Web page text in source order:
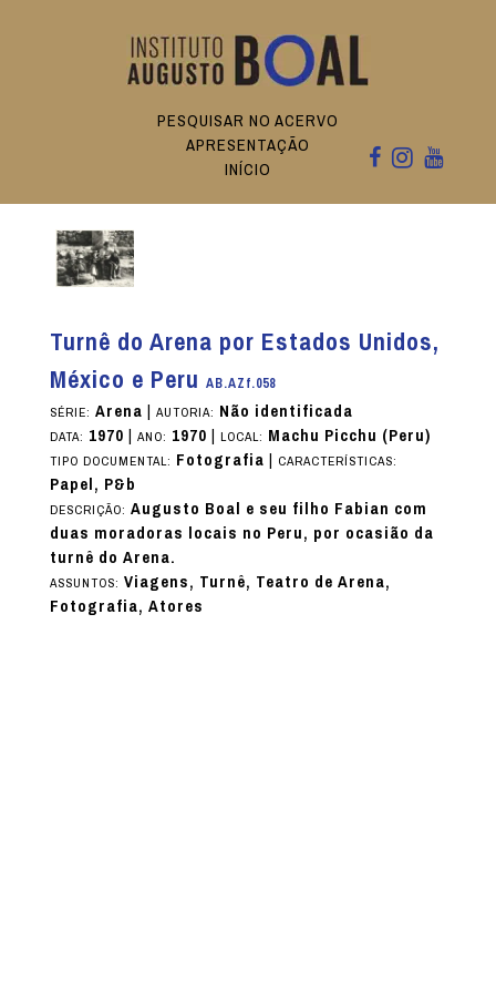
PESQUISAR NO ACERVO
APRESENTAÇÃO
INÍCIO
Turnê do Arena por Estados Unidos,
México e Peru AB.AZf.058
SÉRIE: Arena| AUTORIA: Não identificada
DATA: 1970| ANO: 1970| LOCAL: Machu Picchu (Peru)
TIPO DOCUMENTAL: Fotografia| CARACTERÍSTICAS:
Papel, P&b
DESCRIÇÃO: Augusto Boal e seu filho Fabian com
duas moradoras locais no Peru, por ocasião da
turnê do Arena.
ASSUNTOS: Viagens, Turnê, Teatro de Arena,
Fotografia, Atores